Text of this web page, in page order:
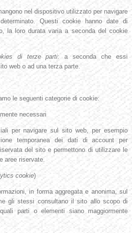
nel dispositivo utilizzato per navigare
Questi cookie hanno date di
la loro durata varia a seconda del cookie
di terze parti: a seconda che essi
web o ad una terza parte.
le seguenti categorie di cookie:
necessari
per navigare sul sito web, per esempio
temporanea dei dati di account per
del sito e permettono di utilizzare le
aree riservate.
cookie)
in forma aggregata e anonima, sul
gli stessi consultano il sito allo scopo di
parti o elementi siano maggiormente